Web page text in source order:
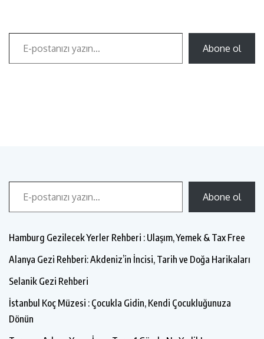
Abone ol
Abone ol
Hamburg Gezilecek Yerler Rehberi : Ulaşım, Yemek & Tax Free
Alanya Gezi Rehberi: Akdeniz’in İncisi, Tarih ve Doğa Harikaları
Selanik Gezi Rehberi
İstanbul Koç Müzesi : Çocukla Gidin, Kendi Çocukluğunuza
Dönün